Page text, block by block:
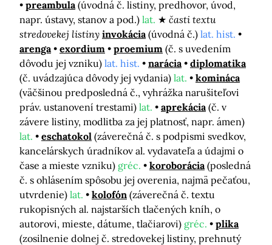
preambula (úvodná č. listiny, predhovor, úvod,
napr. ústavy, stanov a pod.) lat.
časti textu
stredovekej listiny invokácia (úvodná č.) lat. hist.
arenga
exordium proemium (č. s uvedením
dôvodu jej vzniku) lat. hist. narácia
diplomatika
(č. uvádzajúca dôvody jej vydania) lat.
komináca
(väčšinou predposledná č., vyhrážka narušiteľovi
práv. ustanovení trestami) lat. aprekácia (č. v
závere listiny, modlitba za jej platnosť, napr. ámen)
lat.
eschatokol (záverečná č. s podpismi svedkov,
kancelárskych úradníkov al. vydavateľa a údajmi o
čase a mieste vzniku) gréc. koroborácia (posledná
č. s ohlásením spôsobu jej overenia, najmä pečaťou,
utvrdenie) lat. kolofón (záverečná č. textu
rukopisných al. najstarších tlačených kníh, o
autorovi, mieste, dátume, tlačiarovi) gréc.
plika
(zosilnenie dolnej č. stredovekej listiny, prehnutý